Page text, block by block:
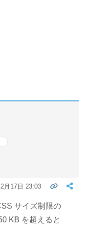
月17日 23:03
サイズ制限の
KB を超えると